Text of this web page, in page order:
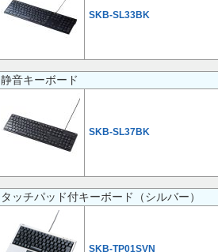
SKB-SL33BK
静音キーボード
SKB-SL37BK
タッチパッド付キーボード（シルバー）
SKB-TP01SVN